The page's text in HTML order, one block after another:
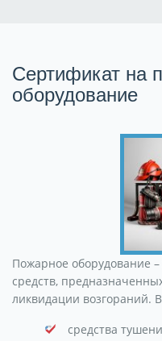
Сертификат на
оборудование
Пожарное оборудование –
средств,
ликвидации возгораний.
средства